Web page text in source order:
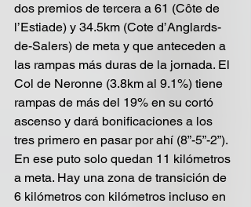
dos premios de tercera a 61 (Côte de
l’Estiade) y 34.5km (Cote d’Anglards-
de-Salers) de meta y que anteceden a
las rampas más duras de la jornada. El
Col de Neronne (3.8km al 9.1%) tiene
rampas de más del 19% en su cortó
ascenso y dará bonificaciones a los
tres primero en pasar por ahí (8”-5”-2”).
En ese puto solo quedan 11 kilómetros
a meta. Hay una zona de transición de
6 kilómetros con kilómetros incluso en